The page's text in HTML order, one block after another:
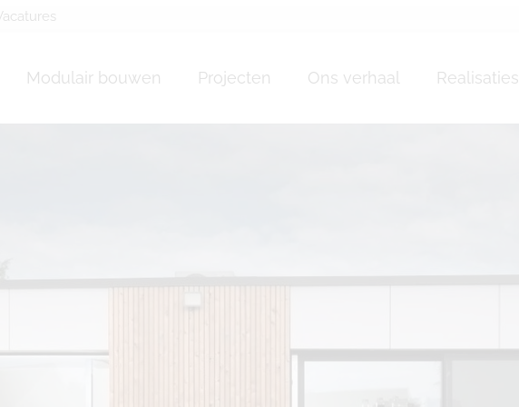
Modulair bouwen Projecten Ons verhaal Realisaties
bois Charleroi